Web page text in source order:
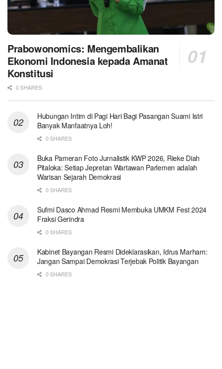
Prabowonomics: Mengembalikan
Ekonomi Indonesia kepada Amanat
Konstitusi
0 SHARES
Hubungan Intim di Pagi Hari Bagi Pasangan Suami Istri
Banyak Manfaatnya Loh!
0 SHARES
Buka Pameran Foto Jurnalistik KWP 2026, Rieke Diah
Pitaloka: Setiap Jepretan Wartawan Parlemen adalah
Warisan Sejarah Demokrasi
0 SHARES
Sufmi Dasco Ahmad Resmi Membuka UMKM Fest 2024
Fraksi Gerindra
0 SHARES
Kabinet Bayangan Resmi Dideklarasikan, Idrus Marham:
Jangan Sampai Demokrasi Terjebak Politik Bayangan
0 SHARES